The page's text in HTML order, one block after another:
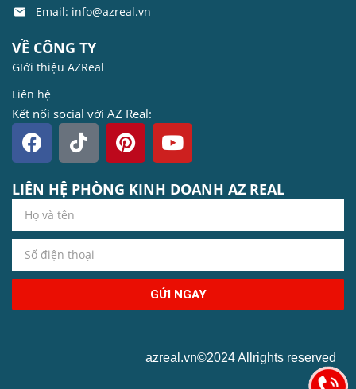
Email: info@azreal.vn
VỀ CÔNG TY
GIới thiệu AZReal
Liên hệ
Kết nối social với AZ Real:
LIÊN HỆ PHÒNG KINH DOANH AZ REAL
GỬI NGAY
azreal.vn©2024 Allrights reserved